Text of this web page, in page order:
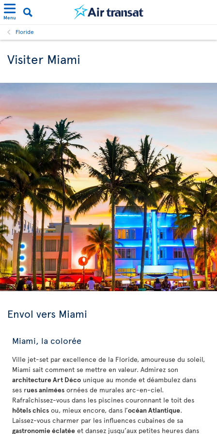
Menu
Floride
Visiter Miami
Envol vers Miami
Miami, la colorée
Ville jet-set par excellence de la Floride, amoureuse du soleil,
Miami sait comment se mettre en valeur. Admirez son
architecture Art Déco unique au monde et déambulez dans
ses rues animées ornées de murales arc-en-ciel.
Rafraîchissez-vous dans les piscines couronnant le toit des
hôtels chics ou, mieux encore, dans l’océan Atlantique.
Laissez-vous charmer par les influences cubaines de sa
gastronomie éclatée et dansez jusqu’aux petites heures dans